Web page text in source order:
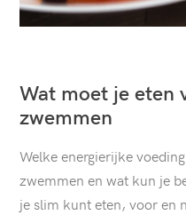
Wat moet je eten
zwemmen
Welke energierijke
zwemmen en wat kun je
je slim kunt eten, voor en